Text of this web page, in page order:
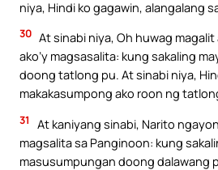
niya, Hindi ko gagawin, alangalang
30 At sinabi niya, Oh huwag
ako’y magsasalita: kung sakaling
doong tatlong pu. At sinabi niya,
makakasumpong ako roon ng
31
At kaniyang sinabi, Narito
magsalita sa Panginoon: kung
masusumpungan doong dalawang